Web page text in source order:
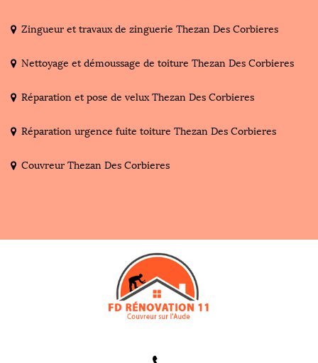
Zingueur et travaux de zinguerie Thezan Des Corbieres
Nettoyage et démoussage de toiture Thezan Des Corbieres
Réparation et pose de velux Thezan Des Corbieres
Réparation urgence fuite toiture Thezan Des Corbieres
Couvreur Thezan Des Corbieres